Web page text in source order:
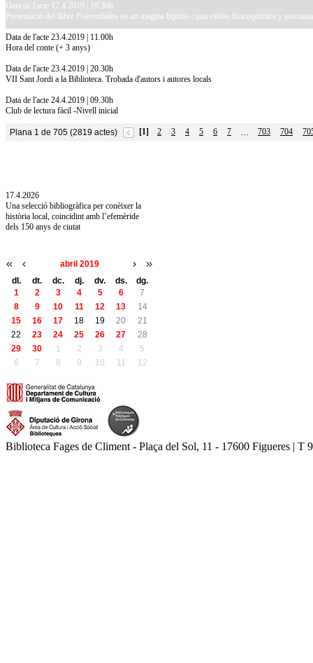
Data de l'acte 17.4.2019 | 19.30h
Presentació del llibre Posverdades en un magma líquido : una visión fisicoquímica y
Data de l'acte 23.4.2019 | 11.00h
Hora del conte (+ 3 anys)
Data de l'acte 23.4.2019 | 20.30h
VII Sant Jordi a la Biblioteca. Trobada d'autors i autores locals
Data de l'acte 24.4.2019 | 09.30h
Club de lectura fàcil -Nivell inicial
Plana 1 de 705 (2819 actes) [1] 2 3 4 5 6 7 … 703 704
17.4.2026
Una selecció bibliogràfica per conèixer la
història local, coincidint amb l’efemèride
dels 150 anys de ciutat
abril 2019
dl.
dt. dc. dj. dv. ds.
dg.
1
2 3 4 5 6
7
8
9 10 11 12 13
14
15
16 17 18 19 20
21
22
23 24 25 26 27
28
29
30 1 2 3 4
5
6
7 8 9 10 11 12
Biblioteca Fages de Climent - Plaça del Sol, 11 - 17600 Figueres |